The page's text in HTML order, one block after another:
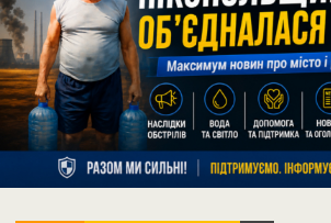
НІКОПОЛЬ